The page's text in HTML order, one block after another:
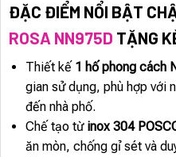
ĐẶC ĐIỂM NỔI BẬT
ROSA NN975D TẶNG
Thiết kế 1 hố phong cách
gian sử dụng, phù hợp với
đến nhà phố.
Chế tạo từ inox 304
ăn mòn, chống gỉ sét và